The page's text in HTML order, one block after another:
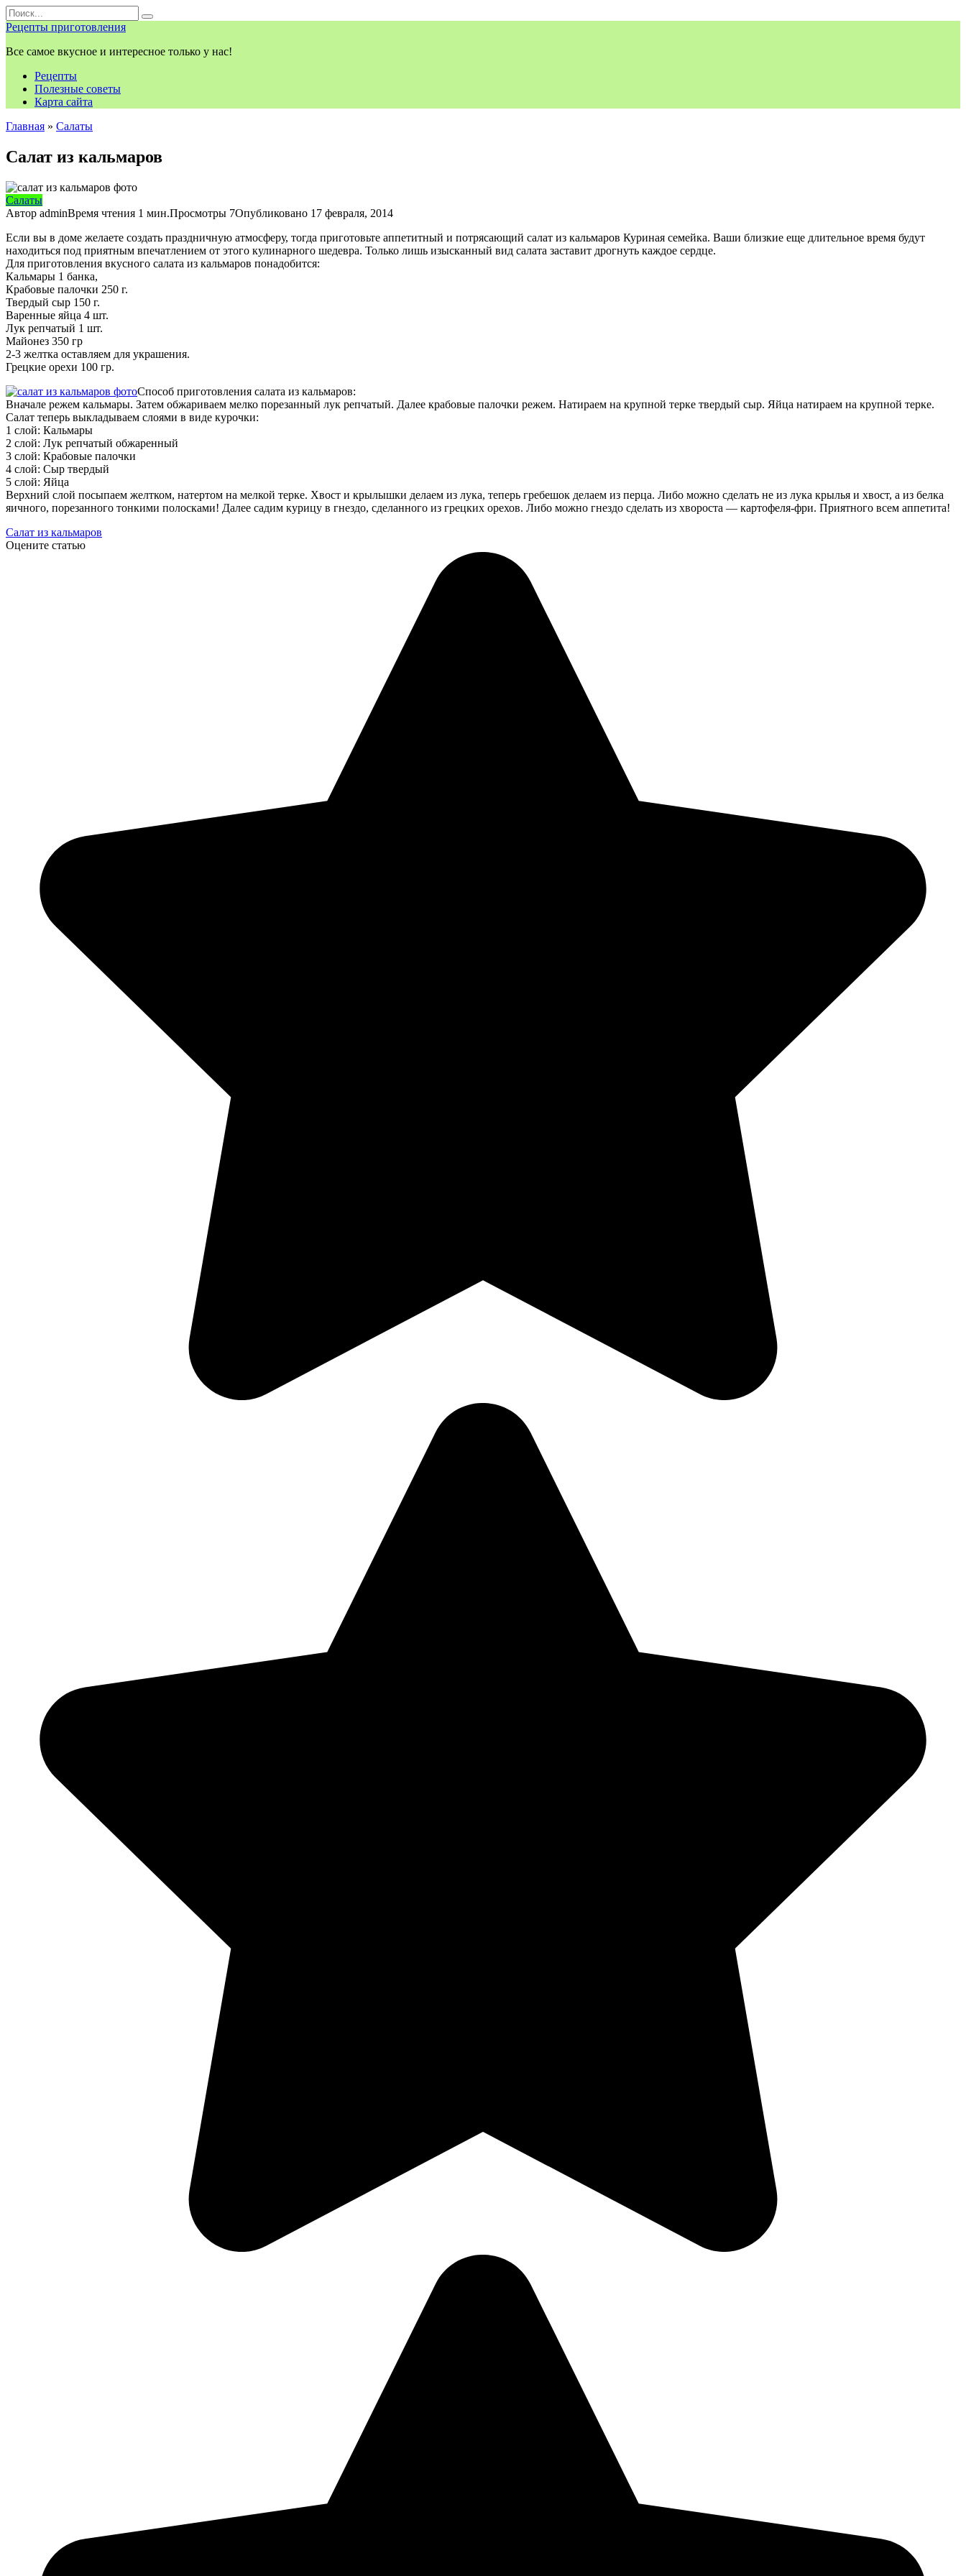
Перейти
к
контенту
Search
for:
Рецепты приготовления
Все самое вкусное и интересное только у нас!
Рецепты
Полезные советы
Карта сайта
Главная » Салаты
Салат из кальмаров
Салаты
Автор adminВремя чтения 1 мин.Просмотры 7Опубликовано 17 февраля, 2014
Если вы в доме желаете создать праздничную атмосферу, тогда приготовьте аппетитный и потрясающий салат из кальмаров Куриная семейка. Ваши близкие еще длительное время будут
находиться под приятным впечатлением от этого кулинарного шедевра. Только лишь изысканный вид салата заставит дрогнуть каждое сердце.
Для приготовления вкусного салата из кальмаров понадобится:
Кальмары 1 банка,
Крабовые палочки 250 г.
Твердый сыр 150 г.
Варенные яйца 4 шт.
Лук репчатый 1 шт.
Майонез 350 гр
2-3 желтка оставляем для украшения.
Грецкие орехи 100 гр.
Способ приготовления салата из кальмаров:
Вначале режем кальмары. Затем обжариваем мелко порезанный лук репчатый. Далее крабовые палочки режем. Натираем на крупной терке твердый сыр. Яйца натираем на крупной терке.
Салат теперь выкладываем слоями в виде курочки:
1 слой: Кальмары
2 слой: Лук репчатый обжаренный
3 слой: Крабовые палочки
4 слой: Сыр твердый
5 слой: Яйца
Верхний слой посыпаем желтком, натертом на мелкой терке. Хвост и крылышки делаем из лука, теперь гребешок делаем из перца. Либо можно сделать не из лука крылья и хвост, а из белка
яичного, порезанного тонкими полосками! Далее садим курицу в гнездо, сделанного из грецких орехов. Либо можно гнездо сделать из хвороста — картофеля-фри. Приятного всем аппетита!
Салат из кальмаров
Оцените статью